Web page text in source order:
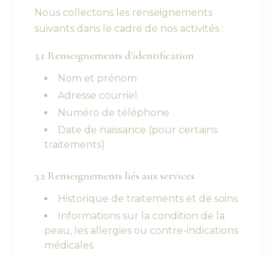
Nous collectons les renseignements
suivants dans le cadre de nos activités :
3.1 Renseignements d'identification
Nom et prénom
Adresse courriel
Numéro de téléphone
Date de naissance (pour certains
traitements)
3.2 Renseignements liés aux services
Historique de traitements et de soins
Informations sur la condition de la
peau, les allergies ou contre-indications
médicales